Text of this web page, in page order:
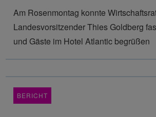
Am Rosenmontag konnte
Landesvorsitzender Thies Goldberg
und Gäste im Hotel Atlantic begrüßen
BERICHT